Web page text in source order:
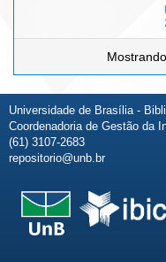
Universidade de Brasília -
Coordenadoria de Gestão da
(61) 3107-2683
repositorio@unb.br